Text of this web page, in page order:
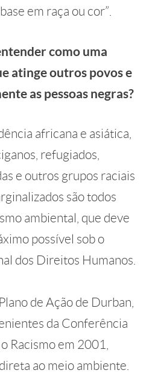
em raça ou cor”.
como uma
atinge outros povos e
as pessoas negras?
africana e asiática,
refugiados,
e outros grupos raciais
são todos
ambiental, que deve
possível sob o
dos Direitos Humanos.
de Ação de Durban,
da Conferência
Racismo em 2001,
ao meio ambiente.